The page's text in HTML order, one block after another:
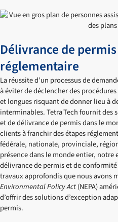
Délivrance de
réglementaire
La réussite d’un processus de
à éviter de déclencher des
et longues risquant de donner lieu à
interminables. Tetra Tech fournit
et de délivrance de permis dans le
clients à franchir des étapes
fédérale, nationale, provinciale,
présence dans le monde entier,
délivrance de permis et de
travaux approfondis que nous avons
Environmental Policy Act(NEPA)
d’offrir des solutions d’exception
permis.